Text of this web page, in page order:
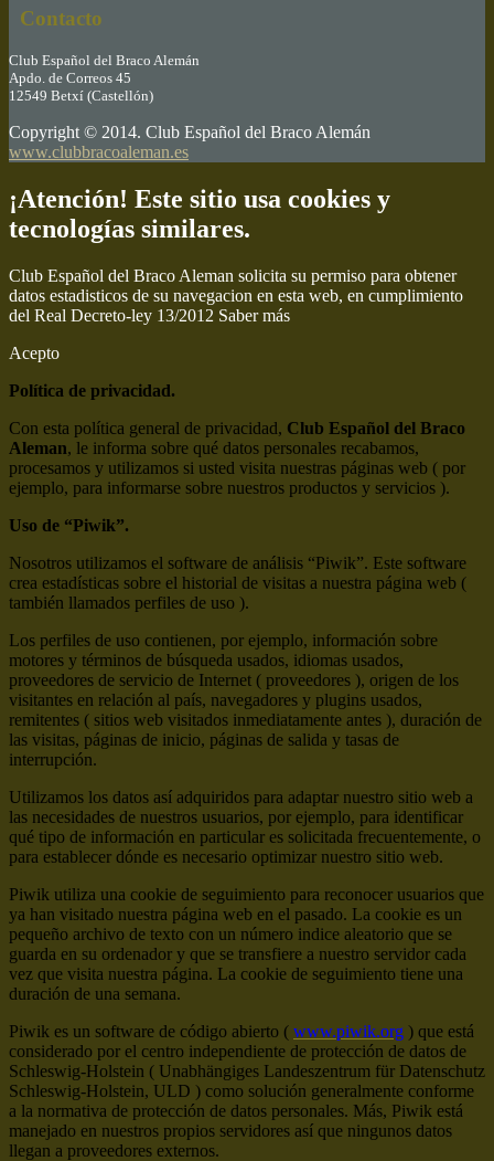
Contacto
Club Español del Braco Alemán
Apdo. de Correos 45
12549 Betxí (Castellón)
Copyright © 2014. Club Español del Braco Alemán
www.clubbracoaleman.es
¡Atención! Este sitio usa cookies y
tecnologías similares.
Club Español del Braco Aleman solicita su permiso para obtener
datos estadisticos de su navegacion en esta web, en cumplimiento
del Real Decreto-ley 13/2012 Saber más
Acepto
Política de privacidad.
Con esta política general de privacidad, Club Español del Braco
Aleman, le informa sobre qué datos personales recabamos,
procesamos y utilizamos si usted visita nuestras páginas web ( por
ejemplo, para informarse sobre nuestros productos y servicios ).
Uso de “Piwik”.
Nosotros utilizamos el software de análisis “Piwik”. Este software
crea estadísticas sobre el historial de visitas a nuestra página web (
también llamados perfiles de uso ).
Los perfiles de uso contienen, por ejemplo, información sobre
motores y términos de búsqueda usados, idiomas usados,
proveedores de servicio de Internet ( proveedores ), origen de los
visitantes en relación al país, navegadores y plugins usados,
remitentes ( sitios web visitados inmediatamente antes ), duración de
las visitas, páginas de inicio, páginas de salida y tasas de
interrupción.
Utilizamos los datos así adquiridos para adaptar nuestro sitio web a
las necesidades de nuestros usuarios, por ejemplo, para identificar
qué tipo de información en particular es solicitada frecuentemente, o
para establecer dónde es necesario optimizar nuestro sitio web.
Piwik utiliza una cookie de seguimiento para reconocer usuarios que
ya han visitado nuestra página web en el pasado. La cookie es un
pequeño archivo de texto con un número indice aleatorio que se
guarda en su ordenador y que se transfiere a nuestro servidor cada
vez que visita nuestra página. La cookie de seguimiento tiene una
duración de una semana.
Piwik es un software de código abierto ( www.piwik.org ) que está
considerado por el centro independiente de protección de datos de
Schleswig-Holstein ( Unabhängiges Landeszentrum für Datenschutz
Schleswig-Holstein, ULD ) como solución generalmente conforme
a la normativa de protección de datos personales. Más, Piwik está
manejado en nuestros propios servidores así que ningunos datos
llegan a proveedores externos.